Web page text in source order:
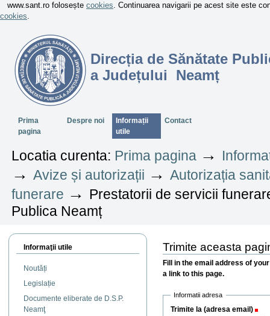
www.sant.ro folosește cookies. Continuarea navigarii pe acest site este
cookies.
Direcția de Sănătate
a Județului Neamț
SectiuniPrima
pagina
Despre noi
Informații
utile
Contact
Locatia curenta: Prima pagina →
→Avize și autorizații →Autorizația
funerare → Prestatorii de servicii
Publica Neamț
Informaţii utile
Noutăți
Legislație
Documente eliberate de D.S.P.
Neamţ
Trimite aceasta
Fill in the email address of
a link to this page.
Informatii adresa
Trimite la (adresa email)